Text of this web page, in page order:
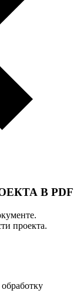
В PDF
проекта.